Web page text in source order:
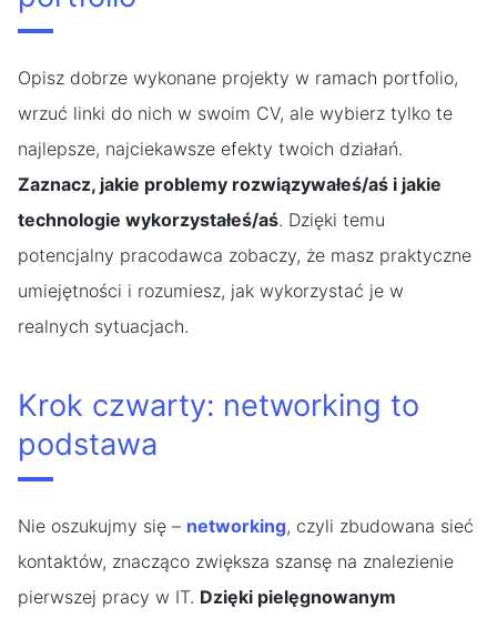
Opisz dobrze wykonane projekty w ramach portfolio,
wrzuć linki do nich w swoim CV, ale wybierz tylko te
najlepsze, najciekawsze efekty twoich działań.
Zaznacz, jakie problemy rozwiązywałeś/aś i jakie
technologie wykorzystałeś/aś. Dzięki temu
potencjalny pracodawca zobaczy, że masz praktyczne
umiejętności i rozumiesz, jak wykorzystać je w
realnych sytuacjach.
Krok czwarty: networking to
podstawa
Nie oszukujmy się – networking, czyli zbudowana sieć
kontaktów, znacząco zwiększa szansę na znalezienie
pierwszej pracy w IT. Dzięki pielęgnowanym